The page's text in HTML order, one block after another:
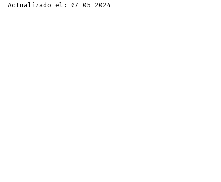
Actualizado el: 07-05-2024